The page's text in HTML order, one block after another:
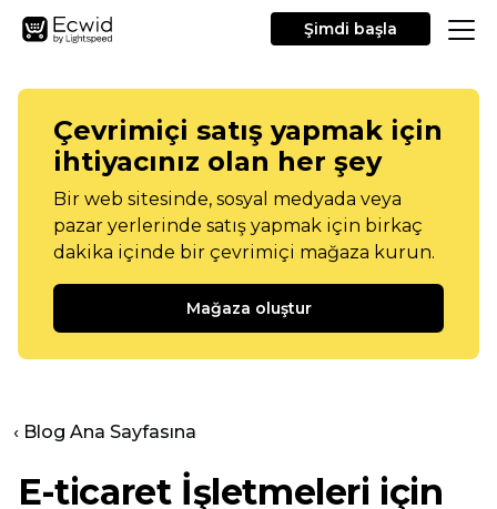
Şimdi başla
Çevrimiçi satış yapmak için
ihtiyacınız olan her şey
Bir web sitesinde, sosyal medyada veya
pazar yerlerinde satış yapmak için birkaç
dakika içinde bir çevrimiçi mağaza kurun.
Mağaza oluştur
‹ Blog Ana Sayfasına
E-ticaret İşletmeleri için